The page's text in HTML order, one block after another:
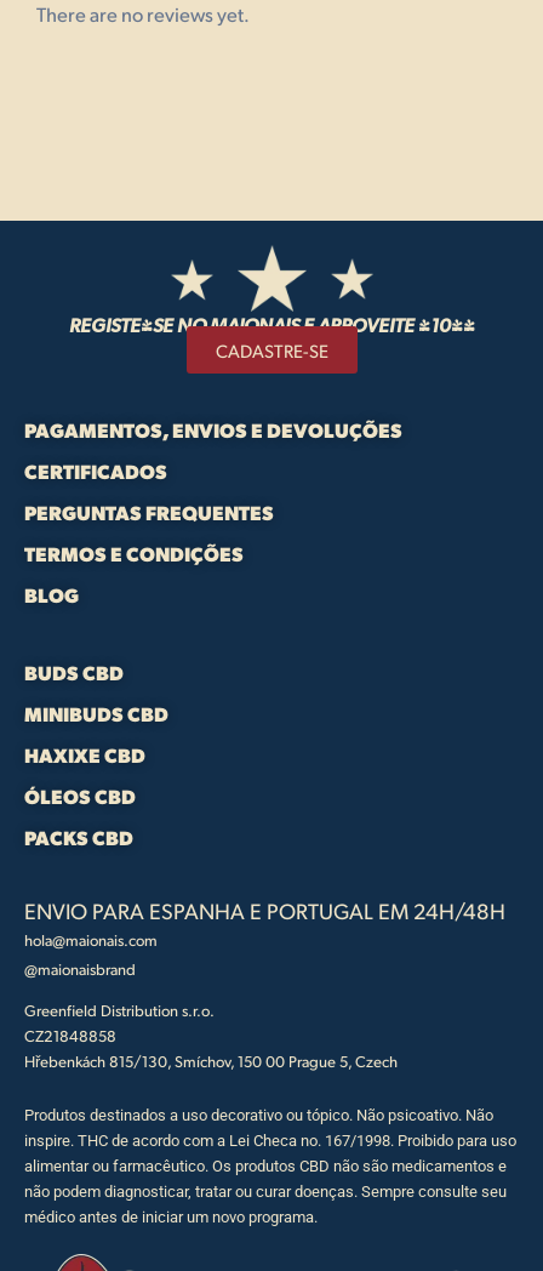
There are no reviews yet.
REGISTE-SE NO MAIONAIS E APROVEITE -10%!
CADASTRE-SE
PAGAMENTOS, ENVIOS E DEVOLUÇÕES
CERTIFICADOS
PERGUNTAS FREQUENTES
TERMOS E CONDIÇÕES
BLOG
BUDS CBD
MINIBUDS CBD
HAXIXE CBD
ÓLEOS CBD
PACKS CBD
ENVIO PARA ESPANHA E PORTUGAL EM 24H/48H
hola@maionais.com
@maionaisbrand
Greenfield Distribution s.r.o.
CZ21848858
Hřebenkách 815/130, Smíchov, 150 00 Prague 5, Czech
Produtos destinados a uso decorativo ou tópico. Não psicoativo. Não
inspire. THC de acordo com a Lei Checa no. 167/1998. Proibido para uso
alimentar ou farmacêutico. Os produtos CBD não são medicamentos e
não podem diagnosticar, tratar ou curar doenças. Sempre consulte seu
médico antes de iniciar um novo programa.